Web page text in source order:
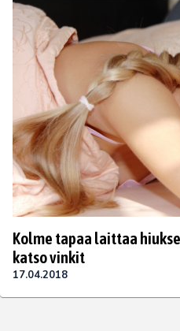
Kolme tapaa laittaa
katso vinkit
17.04.2018